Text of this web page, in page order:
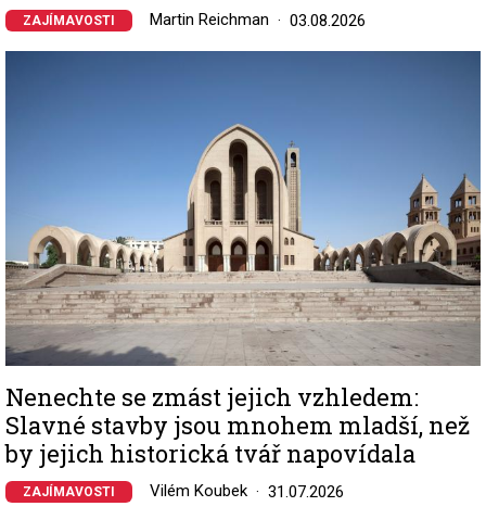
ZAJÍMAVOSTI Martin Reichman 03.08.2026
Nenechte se zmást jejich vzhledem:
Slavné stavby jsou mnohem mladší, než
by jejich historická tvář napovídala
ZAJÍMAVOSTI Vilém Koubek 31.07.2026